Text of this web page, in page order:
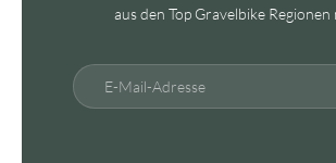
aus den Top Gravelbike Regionen
E-Mail-Adresse